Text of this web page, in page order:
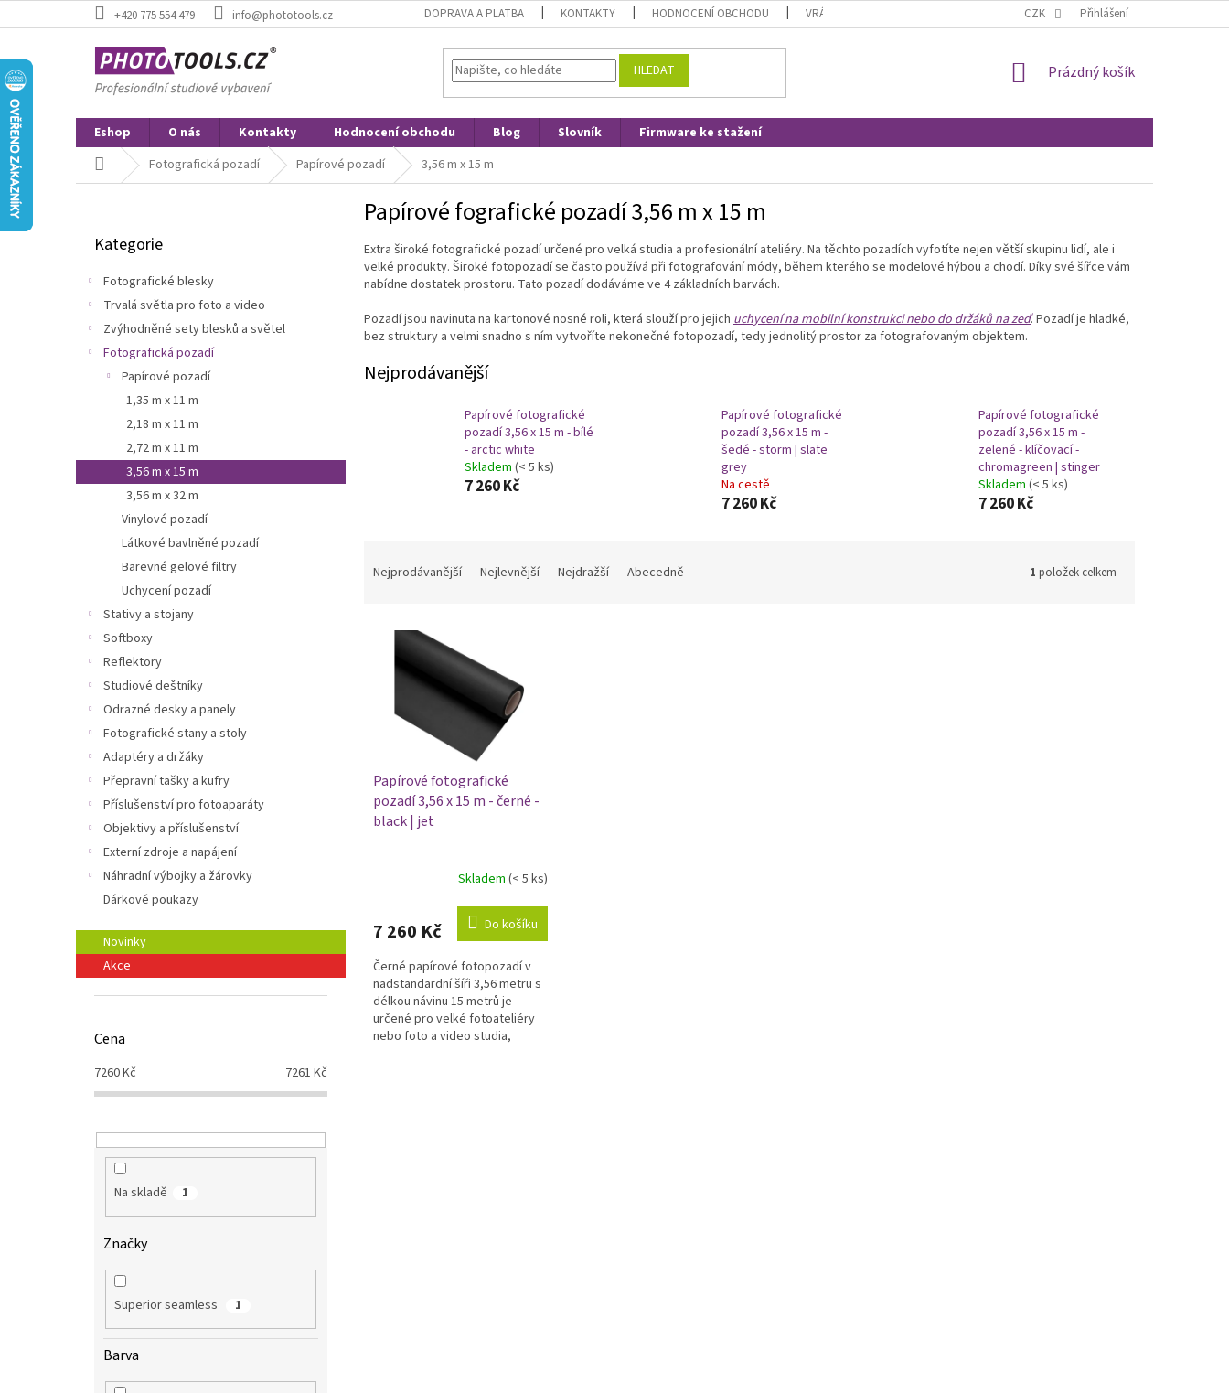
na
+420 775 554 479 info@phototools.cz DOPRAVA A PLATBA KONTAKTY HODNOCENÍ OBCHODU VRÁCENÍ A REKLAMACE OBCHODNÍ PODMÍNKY MOJE OBJEDNÁVKA
CZK Přihlášení
HLEDAT
NÁKUPNÍ
Prázdný košík
Eshop O nás Kontakty Hodnocení obchodu Blog Slovník
Firmware ke stažení
Domů Fotografická pozadí Papírové pozadí 3,56 m x 15 m
l
kategorie
Kategorie
Fotografické blesky
Trvalá světla pro foto a video
Zvýhodněné sety blesků a světel
Fotografická pozadí
Papírové pozadí
1,35 m x 11 m
2,18 m x 11 m
2,72 m x 11 m
3,56 m x 15 m
3,56 m x 32 m
Vinylové pozadí
Látkové bavlněné pozadí
Barevné gelové filtry
Uchycení pozadí
Stativy a stojany
Softboxy
Reflektory
Studiové deštníky
Odrazné desky a panely
Fotografické stany a stoly
Adaptéry a držáky
Přepravní tašky a kufry
Příslušenství pro fotoaparáty
Objektivy a příslušenství
Externí zdroje a napájení
Náhradní výbojky a žárovky
Dárkové poukazy
Novinky
Akce
Cena
7260Kč 7261 Kč
Na skladě 1
Značky
Superior seamless 1
Barva
Papírové fografické pozadí 3,56 m x 15 m
Extra široké fotografické pozadí určené pro velká studia a profesionální ateliéry. Na těchto pozadích vyfotíte nejen větší skupinu lidí, ale i
velké produkty. Široké fotopozadí se často používá při fotografování módy, během kterého se modelové hýbou a chodí. Díky své šířce vám
nabídne dostatek prostoru. Tato pozadí dodáváme ve 4 základních barvách.
Pozadí jsou navinuta na kartonové nosné roli, která slouží pro jejich uchycení na mobilní konstrukci nebo do držáků na zeď. Pozadí je hladké,
bez struktury a velmi snadno s ním vytvoříte nekonečné fotopozadí, tedy jednolitý prostor za fotografovaným objektem.
Nejprodávanější
Papírové fotografické
pozadí 3,56 x 15 m - bílé
- arctic white
Skladem (< 5 ks)
7 260 Kč
Papírové fotografické
pozadí 3,56 x 15 m -
šedé - storm | slate
grey
Na cestě
7 260 Kč
Papírové fotografické
pozadí 3,56 x 15 m -
zelené - klíčovací -
chromagreen | stinger
Skladem (< 5 ks)
7 260 Kč
Nejprodávanější Nejlevnější Nejdražší Abecedně 1 položek celkem
Papírové fotografické
pozadí 3,56 x 15 m - černé -
black | jet
Skladem (< 5 ks)
7 260 Kč Do košíku
Černé papírové fotopozadí v
nadstandardní šíři 3,56 metru s
délkou návinu 15 metrů je
určené pro velké fotoateliéry
nebo foto a video studia,